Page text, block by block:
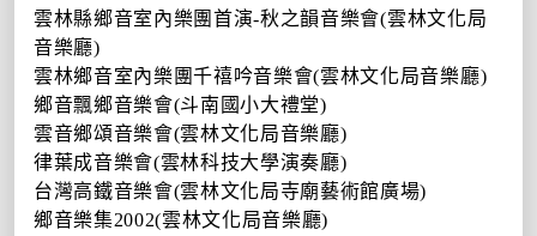
雲林縣鄉音室內樂團首演-秋之韻音樂會(雲林文化局
音樂廳)
雲林鄉音室內樂團千禧吟音樂會(雲林文化局音樂廳)
鄉音飄鄉音樂會(斗南國小大禮堂)
雲音鄉頌音樂會(雲林文化局音樂廳)
律葉成音樂會(雲林科技大學演奏廳)
台灣高鐵音樂會(雲林文化局寺廟藝術館廣場)
鄉音樂集2002(雲林文化局音樂廳)